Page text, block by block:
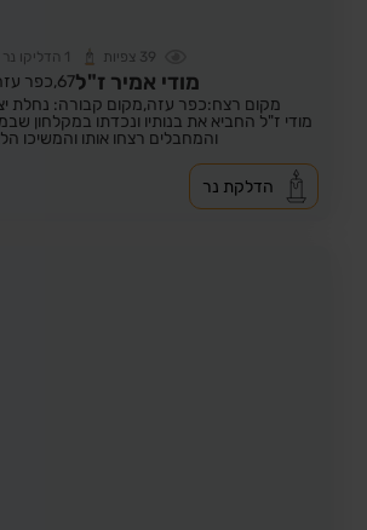
39 צפיות 1 הדליקו נר
מודי אמיר ז"ל67, כפר
מקום רצח:כפר עזה,מקום קבורה: נחלת
מודי ז"ל החביא את בנותיו ונכדתו במקלחון
והמחבלים רצחו אותו והמשיכו
הדלקת נר